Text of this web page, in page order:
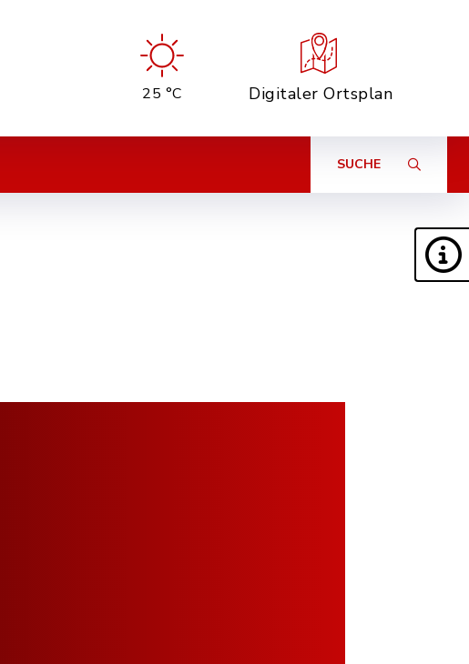
25 °C Digitaler Ortsplan
SUCHE